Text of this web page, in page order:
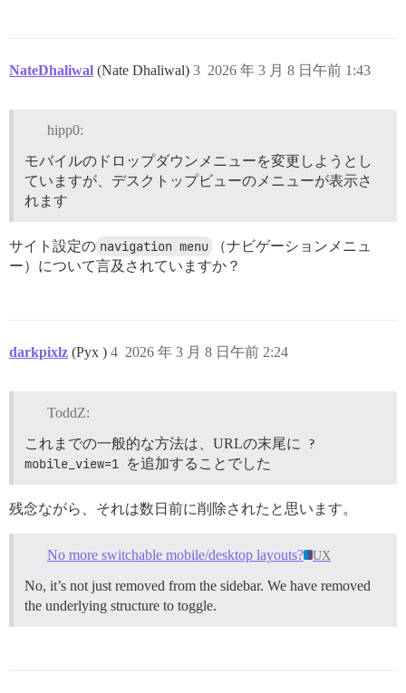
NateDhaliwal (Nate Dhaliwal) 2026 年 3 月 8 日午前 1:43
3
hipp0:
モバイルのドロップダウンメニューを変更しようとし
ていますが、デスクトップビューのメニューが表示さ
れます
サイト設定の navigation menu
（ナビゲーションメニュ
ー）について言及されていますか？
darkpixlz (Pyx ) 2026 年 3 月 8 日午前 2:24
4
ToddZ:
これまでの一般的な方法は、URLの末尾に
?
mobile_view=1 を追加することでした
残念ながら、それは数日前に削除されたと思います。
No more switchable mobile/desktop layouts? UX
No, it’s not just removed from the sidebar. We have removed
the underlying structure to toggle.